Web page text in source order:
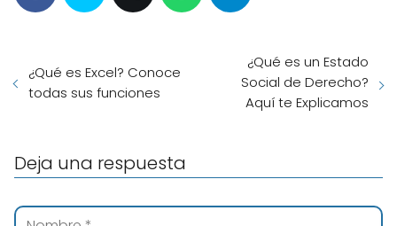
¿Qué es Excel? Conoce
todas sus funciones
¿Qué es un Estado
Social de Derecho?
Aquí te Explicamos
Deja una respuesta